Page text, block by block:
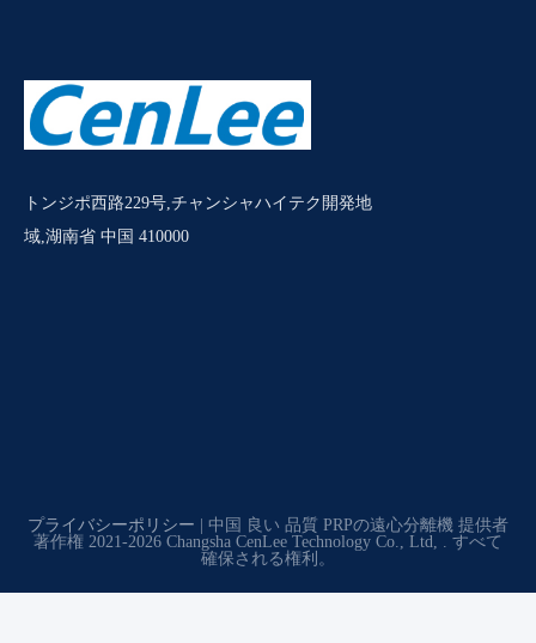
トンジポ西路229号,チャンシャハイテク開発地
域,湖南省 中国 410000
プライバシーポリシー | 中国 良い 品質 PRPの遠心分離機 提供者
著作権 2021-2026 Changsha CenLee Technology Co., Ltd, . すべて
確保される権利。